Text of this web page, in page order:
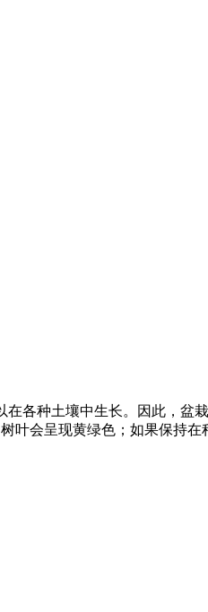
各种土壤中生长。因此，盆
叶会呈现黄绿色；如果保持